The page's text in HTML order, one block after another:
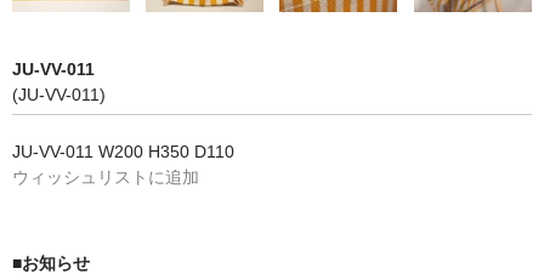
JU-VV-011
(JU-VV-011)
JU-VV-011 W200 H350 D110
ウィッシュリストに追加
■お知らせ